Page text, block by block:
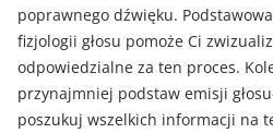
poprawnego dźwięku.
fizjologii głosu pomoże Ci
odpowiedzialne za ten proces.
przynajmniej podstaw emisji
poszukuj wszelkich informacji na